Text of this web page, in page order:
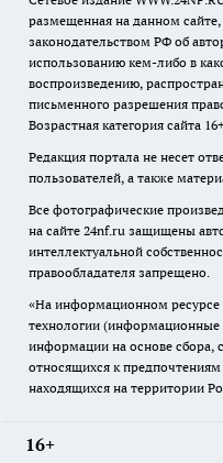
размещенная на данном сайте,
законодательством РФ об
использованию кем-либо в
воспроизведению,
письменного разрешения
Возрастная категория сайта
Редакция портала не несет
пользователей, а также
Все фотографические
на сайте 24nf.ru защищены
интеллектуальной
правообладателя запрещено.
«На информационном
технологии (информационные
информации на основе сбора,
относящихся к
находящихся на территории
16+